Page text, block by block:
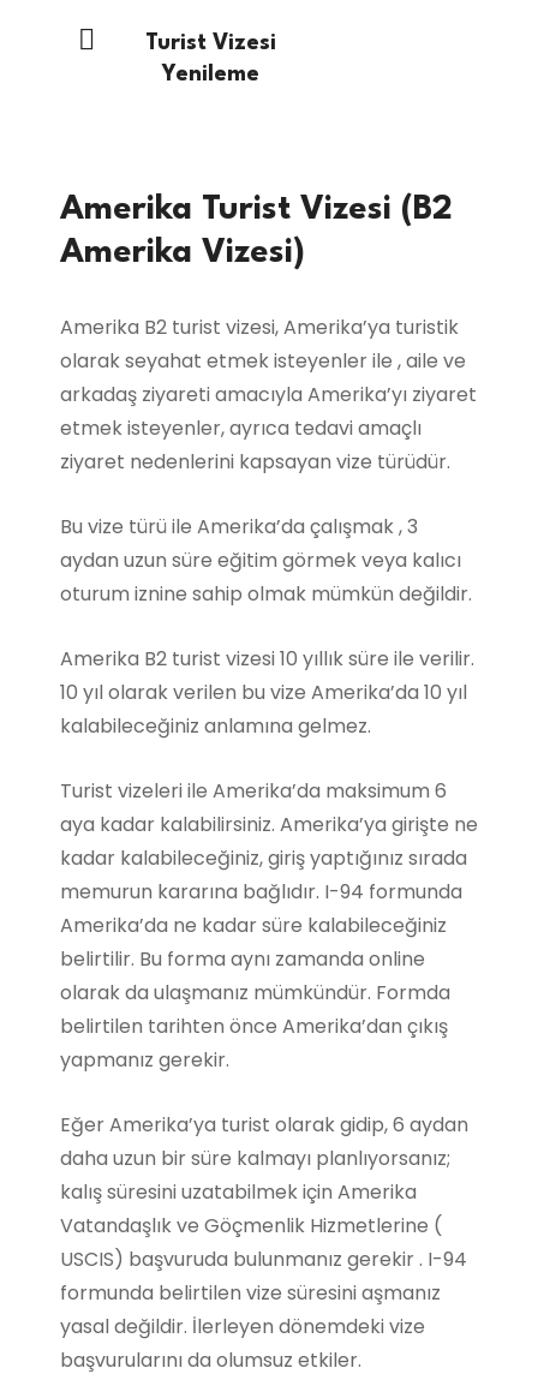
Turist Vizesi
Yenileme
Amerika Turist Vizesi (B2
Amerika Vizesi)
Amerika B2 turist vizesi, Amerika’ya turistik
olarak seyahat etmek isteyenler ile , aile ve
arkadaş ziyareti amacıyla Amerika’yı ziyaret
etmek isteyenler, ayrıca tedavi amaçlı
ziyaret nedenlerini kapsayan vize türüdür.
Bu vize türü ile Amerika’da çalışmak , 3
aydan uzun süre eğitim görmek veya kalıcı
oturum iznine sahip olmak mümkün değildir.
Amerika B2 turist vizesi 10 yıllık süre ile verilir.
10 yıl olarak verilen bu vize Amerika’da 10 yıl
kalabileceğiniz anlamına gelmez.
Turist vizeleri ile Amerika’da maksimum 6
aya kadar kalabilirsiniz. Amerika’ya girişte ne
kadar kalabileceğiniz, giriş yaptığınız sırada
memurun kararına bağlıdır. I-94 formunda
Amerika’da ne kadar süre kalabileceğiniz
belirtilir. Bu forma aynı zamanda online
olarak da ulaşmanız mümkündür. Formda
belirtilen tarihten önce Amerika’dan çıkış
yapmanız gerekir.
Eğer Amerika’ya turist olarak gidip, 6 aydan
daha uzun bir süre kalmayı planlıyorsanız;
kalış süresini uzatabilmek için Amerika
Vatandaşlık ve Göçmenlik Hizmetlerine (
USCIS) başvuruda bulunmanız gerekir . I-94
formunda belirtilen vize süresini aşmanız
yasal değildir. İlerleyen dönemdeki vize
başvurularını da olumsuz etkiler.